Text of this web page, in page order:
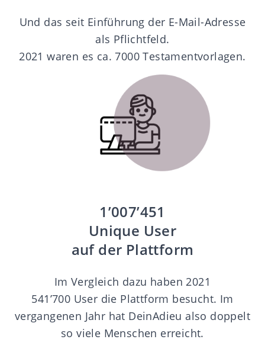
Und das seit Einführung der E-Mail-Adresse
als Pflichtfeld.
2021 waren es ca. 7000 Testamentvorlagen.
1’007’451
Unique User
auf der Plattform
Im Vergleich dazu haben 2021
541’700 User die Plattform besucht. Im
vergangenen Jahr hat DeinAdieu also doppelt
so viele Menschen erreicht.